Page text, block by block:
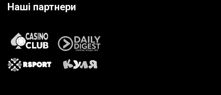
Наші партнери